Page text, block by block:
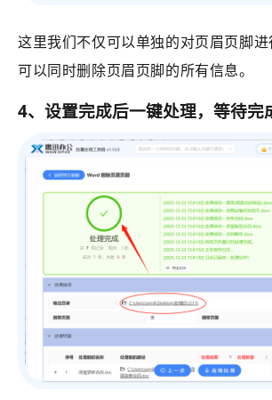
这里我们不仅可以单独的对页眉页脚
可以同时删除页眉页脚的所有信息。
4、 设置完成后一键处理，等待完